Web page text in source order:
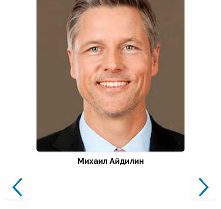
Михаил Айдилин